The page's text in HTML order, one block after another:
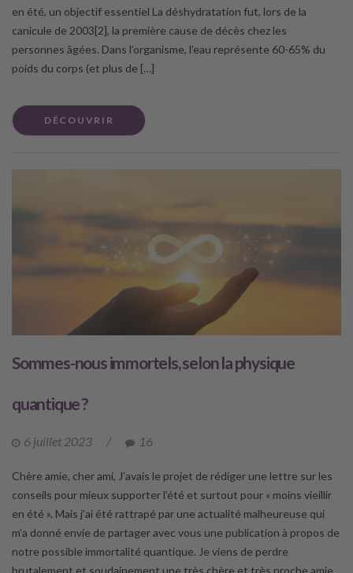
en été, un objectif essentiel La déshydratation fut, lors de la
canicule de 2003[2], la première cause de décès chez les
personnes âgées. Dans l’organisme, l’eau représente 60-65% du
poids du corps (et plus de […]
DÉCOUVRIR
Sommes-nous immortels, selon la physique
quantique ?
6 juillet 2023 / 16
Chère amie, cher ami, J’avais le projet de rédiger une lettre sur les
conseils pour mieux supporter l’été et surtout pour « moins vieillir
en été ». Mais j’ai été rattrapé par une actualité malheureuse qui
m’a donné envie de partager avec vous une publication à propos de
notre possible immortalité quantique. Je viens de perdre
brutalement et soudainement une très chère et très proche amie,